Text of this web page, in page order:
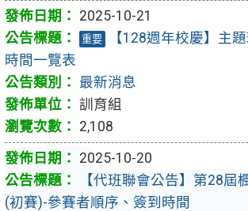
2025-10-21
重要
【128週年校慶】主
時間一覽表
最新消息
訓育組
2,108
2025-10-20
【代班聯會公告】第28屆
(初賽)-參賽者順序、簽到時間